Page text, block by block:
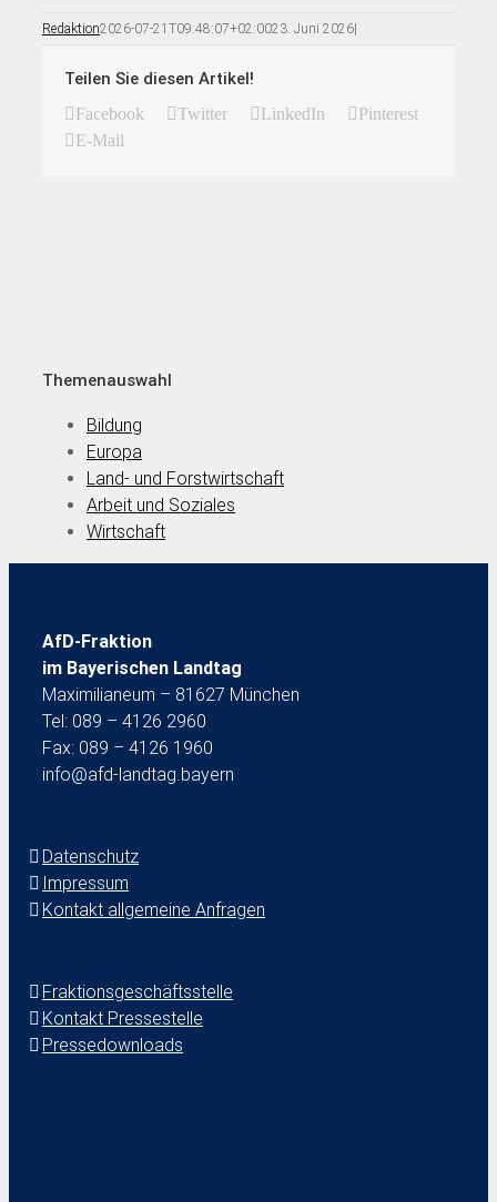
Redaktion2026-07-21T09:48:07+02:0023. Juni 2026|
Teilen Sie diesen Artikel!
Facebook Twitter LinkedIn
Pinterest
E-Mail
Themenauswahl
Bildung
Europa
Land- und Forstwirtschaft
Arbeit und Soziales
Wirtschaft
AfD-Fraktion
im Bayerischen Landtag
Maximilianeum – 81627 München
Tel: 089 – 4126 2960
Fax: 089 – 4126 1960
info@afd-landtag.bayern
Datenschutz
Impressum
Kontakt allgemeine Anfragen
Fraktionsgeschäftsstelle
Kontakt Pressestelle
Pressedownloads